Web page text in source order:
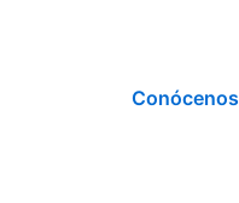
Conócenos